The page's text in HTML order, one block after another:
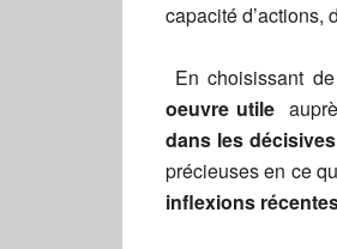
capacité d’actions,
En choisissant
oeuvre utile
dans les
précieuses en ce
inflexions